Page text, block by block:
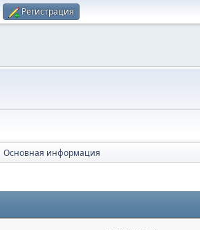
Регистрация
Основная информация